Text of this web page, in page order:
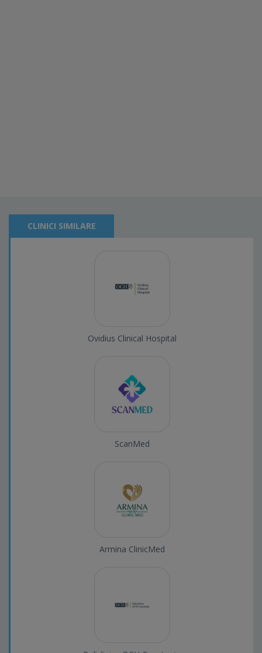
CLINICI SIMILARE
Ovidius Clinical Hospital
ScanMed
Armina ClinicMed